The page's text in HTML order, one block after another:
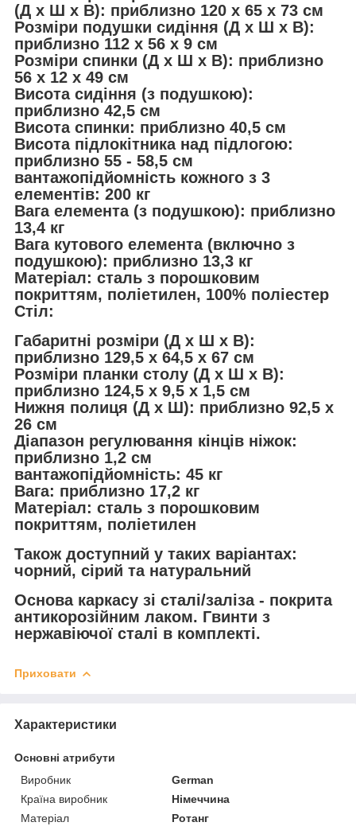
(Д x Ш x В): приблизно 120 x 65 x 73 см
Розміри подушки сидіння (Д x Ш x В):
приблизно 112 x 56 x 9 см
Розміри спинки (Д x Ш x В): приблизно
56 x 12 x 49 см
Висота сидіння (з подушкою):
приблизно 42,5 см
Висота спинки: приблизно 40,5 см
Висота підлокітника над підлогою:
приблизно 55 - 58,5 см
вантажопідйомність кожного з 3
елементів: 200 кг
Вага елемента (з подушкою): приблизно
13,4 кг
Вага кутового елемента (включно з
подушкою): приблизно 13,3 кг
Матеріал: сталь з порошковим
покриттям, поліетилен, 100% поліестер
Стіл:
Габаритні розміри (Д x Ш x В):
приблизно 129,5 x 64,5 x 67 см
Розміри планки столу (Д x Ш x В):
приблизно 124,5 x 9,5 x 1,5 см
Нижня полиця (Д x Ш): приблизно 92,5 x
26 см
Діапазон регулювання кінців ніжок:
приблизно 1,2 см
вантажопідйомність: 45 кг
Вага: приблизно 17,2 кг
Матеріал: сталь з порошковим
покриттям, поліетилен
Також доступний у таких варіантах:
чорний, сірий та натуральний
Основа каркасу зі сталі/заліза - покрита
антикорозійним лаком. Гвинти з
нержавіючої сталі в комплекті.
Приховати
Характеристики
Основні атрибути
Виробник
German
Країна виробник
Німеччина
Матеріал
Ротанг